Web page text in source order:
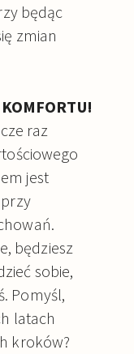
będąc
zmian
raz
jest
będziesz
sobie,
Pomyśl,
latach
kroków?